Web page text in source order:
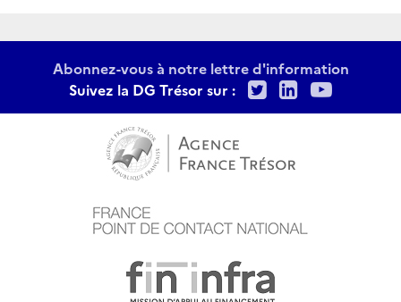
Abonnez-vous à notre lettre d'information
Suivez la DG Trésor sur :
TwitterLinkedIn